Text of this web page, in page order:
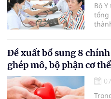
Bộ
tổng
30%
sức
Đề xuất bổ sung 8
ghép mô, bộ phận cơ